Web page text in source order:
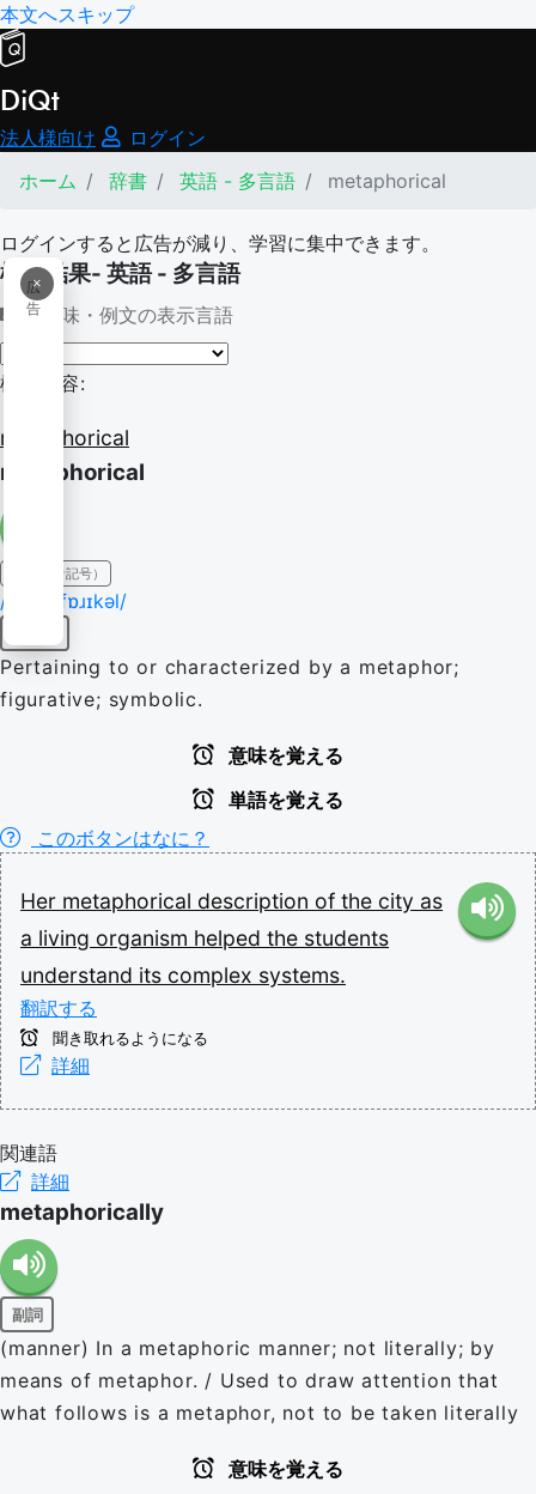
本文へスキップ
DiQt
法人様向け
ログイン
ホーム
辞書 英語 - 多言語 metaphorical
ログインすると広告が減り、学習に集中できます。
×
広
告
検索結果- 英語 - 多言語
意味・例文の表示言語
検索内容:
metaphorical
metaphorical
IPA（発音記号）
/ˌmɛtəˈfɒɹɪkəl/
Pertaining to or characterized by a metaphor;
figurative; symbolic.
意味を覚える
単語を覚える
このボタンはなに？
Her metaphorical description of the city as
a living organism helped the students
understand its complex systems.
翻訳する
聞き取れるようになる
詳細
関連語
詳細
metaphorically
副詞
(manner) In a metaphoric manner; not literally; by
means of metaphor. / Used to draw attention that
what follows is a metaphor, not to be taken literally
意味を覚える